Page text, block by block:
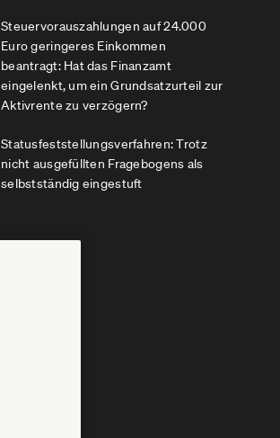
Steuervorauszahlungen auf 24.000
Euro geringeres Einkommen
beantragt: Hat das Finanzamt
eingelenkt, um ein Grundsatzurteil zur
Aktivrente zu verzögern?
Statusfeststellungsverfahren: Trotz
nicht ausgefüllten Fragebogens als
selbstständig eingestuft